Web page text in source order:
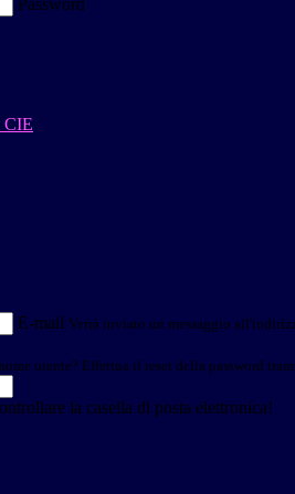
Password
CIE
E-mail Verrà inviato un messaggio
utente? Effettua il reset della password
la casella di posta elettronica!